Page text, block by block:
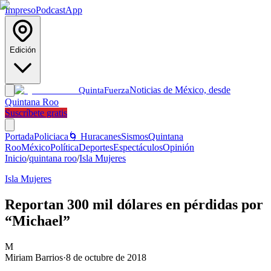
ImpresoPodcastApp
Edición
QuintaFuerzaNoticias de México, desde
Quintana Roo
Suscríbete gratis
PortadaPoliciaca 🌀 HuracanesSismosQuintana
RooMéxicoPolíticaDeportesEspectáculosOpinión
Inicio/quintana roo/Isla Mujeres
Isla Mujeres
Reportan 300 mil dólares en pérdidas por
“Michael”
M
Miriam Barrios·8 de octubre de 2018